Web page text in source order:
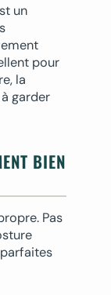
un
pour
la
garder
BIEN
Pas